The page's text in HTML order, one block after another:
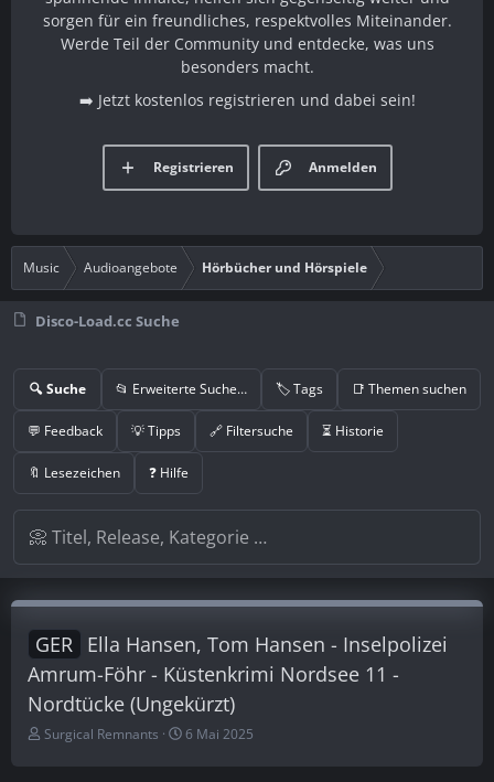
sorgen für ein freundliches, respektvolles Miteinander.
Werde Teil der Community und entdecke, was uns
besonders macht.
➡️ Jetzt kostenlos registrieren und dabei sein!
Anmelden
Registrieren
Music Audioangebote Hörbücher und Hörspiele
Disco-Load.cc Suche
🔍 Suche 📂 Erweiterte Suche… 🏷️ Tags 📑 Themen suchen
💬 Feedback 💡 Tipps 🔗 Filtersuche ⏳ Historie
🔖 Lesezeichen ❓ Hilfe
GER
Ella Hansen, Tom Hansen - Inselpolizei
Amrum-Föhr - Küstenkrimi Nordsee 11 -
Nordtücke (Ungekürzt)
E
Surgical Remnants
E
6 Mai 2025